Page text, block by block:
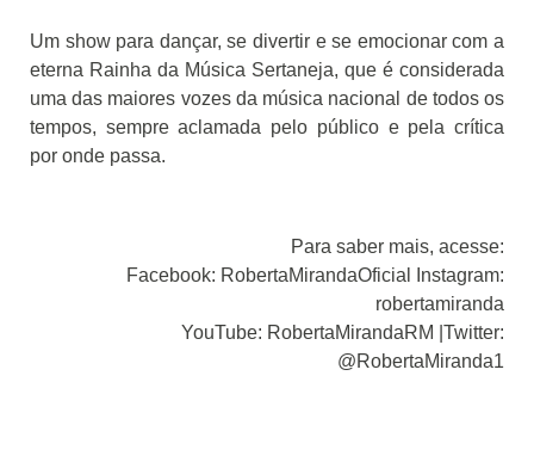
Um show para dançar, se divertir e se emocionar com a
eterna Rainha da Música Sertaneja, que é considerada
uma das maiores vozes da música nacional de todos os
tempos, sempre aclamada pelo público e pela crítica
por onde passa.
Para saber mais, acesse:
Facebook: RobertaMirandaOficial Instagram:
robertamiranda
YouTube: RobertaMirandaRM |Twitter:
@RobertaMiranda1